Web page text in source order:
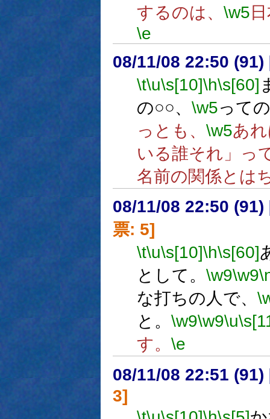
するのは、 \w5
\e
08/11/08 22:50 (91)
\t\u\s[10]\h\s[60]
の○○、 \w5って
っとも、 \w5あ
いる誰それ」っ
名前の関係とは
08/11/08 22:50 (91)
票: 5]
\t\u\s[10]\h\s[60]
として。 \w9\w9
な打ちの人で、
と。 \w9\w9\u
す。 \e
08/11/08 22:51 (91)
3]